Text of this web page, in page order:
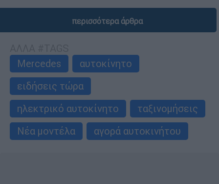
περισσότερα άρθρα
Mercedes
αυτοκίνητο
ειδήσεις τώρα
ηλεκτρικό αυτοκίνητο
ταξινομήσεις
Νέα μοντέλα
αγορά αυτοκινήτου